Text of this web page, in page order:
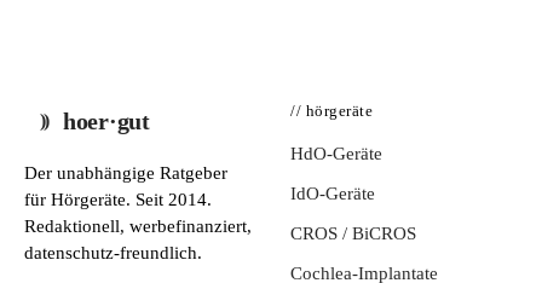
hoer·gut
Der unabhängige Ratgeber
für Hörgeräte. Seit 2014.
Redaktionell, werbefinanziert,
datenschutz-freundlich.
// hörgeräte
HdO-Geräte
IdO-Geräte
CROS / BiCROS
Cochlea-Implantate